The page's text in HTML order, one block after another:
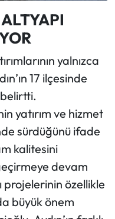
yalnızca
17 ilçesinde
yatırım ve hizmet
sürdüğünü ifade
kalitesini
devam
projelerinin özellikle
büyük önem